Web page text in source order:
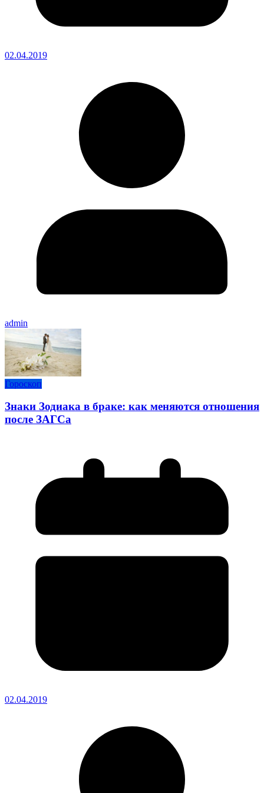
02.04.2019
admin
Гороскоп
Знаки Зодиака в браке: как меняются отношения
после ЗАГСа
02.04.2019